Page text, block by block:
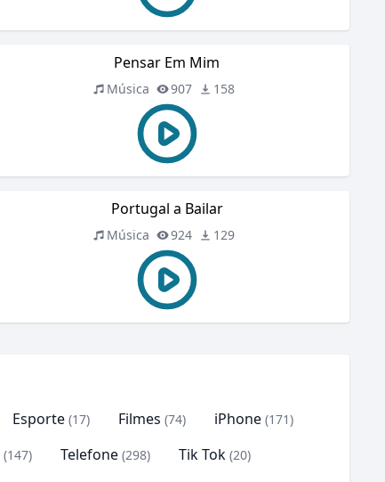
Pensar Em Mim
Música 907 158
Portugal a Bailar
Música 924 129
Esporte (17) Filmes (74) iPhone (171)
(147) Telefone (298) Tik Tok (20)